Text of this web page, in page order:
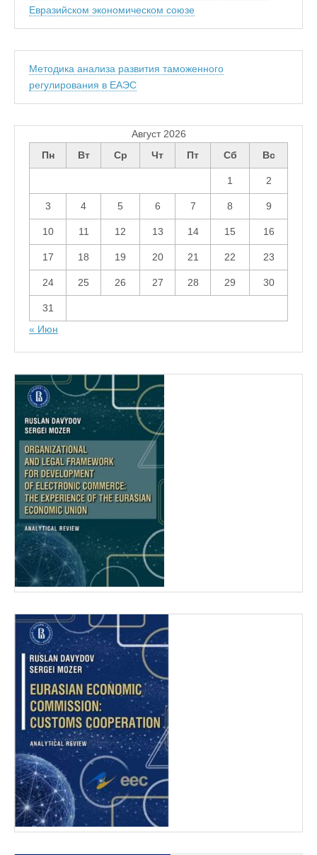
Евразийском экономическом союзе
Методика анализа развития таможенного
регулирования в ЕАЭС
Август 2026
Пн
Вт Ср Чт Пт Сб Вс
1 2
3 4 5 6 7 8 9
10 11 12 13 14 15 16
17 18 19 20 21 22 23
24 25 26 27 28 29 30
31
« Июн